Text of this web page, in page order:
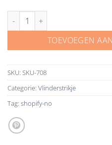
Vlinderstrik Cumberband Pochet
TOEVOEGEN
SKU: SKU-708
Categorie: Vlinderstrikje
Tag: shopify-no